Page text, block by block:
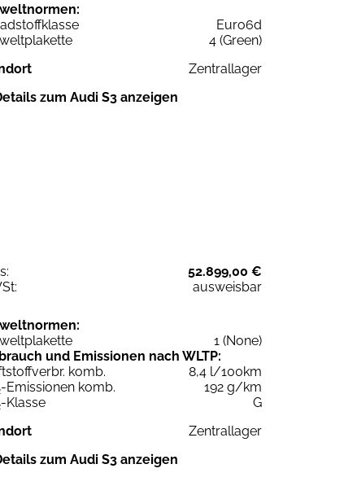
Euro6d
4 (Green)
Zentrallager
zum Audi S3 anzeigen
52.899,00 €
ausweisbar
1 (None)
und Emissionen nach WLTP:
komb.
8,4 l/100km
-Emissionen komb.
192 g/km
-Klasse
G
Zentrallager
zum Audi S3 anzeigen